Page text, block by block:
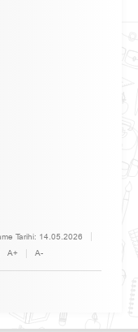
Tarihi: 14.05.2026
A+ A-